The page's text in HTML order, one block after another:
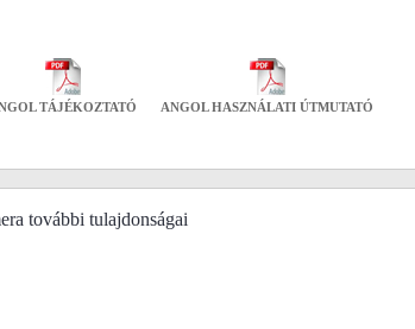
TÁJÉKOZTATÓ ANGOL HASZNÁLATI ÚTMUTATÓ
további tulajdonságai